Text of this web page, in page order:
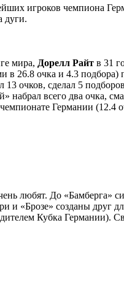
игроков чемпиона
дуги.
мира, Дорелл Райт в 31
в 26.8 очка и 4.3 подбора)
13 очков, сделал 5
набрал всего два очка,
Германии (12.4
любят. До «Бамберга»
и «Брозе» созданы друг
Кубка Германии).